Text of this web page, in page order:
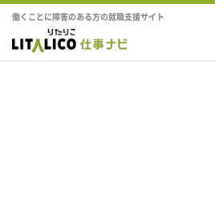
働くことに障害のある方の就職支援サイト